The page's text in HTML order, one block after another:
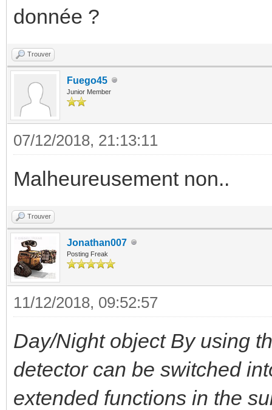
donnée ?
Trouver
Fuego45
Junior Member
07/12/2018, 21:13:11
Malheureusement non..
Trouver
Jonathan007
Posting Freak
11/12/2018, 09:52:57
Day/Night object By using
detector can be switched
extended functions in the